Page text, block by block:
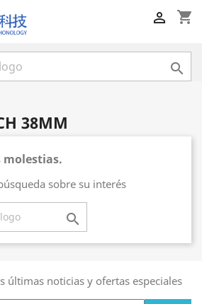
shopping_cart


38MM
molestias.
sobre su interés

últimas noticias y ofertas especiales